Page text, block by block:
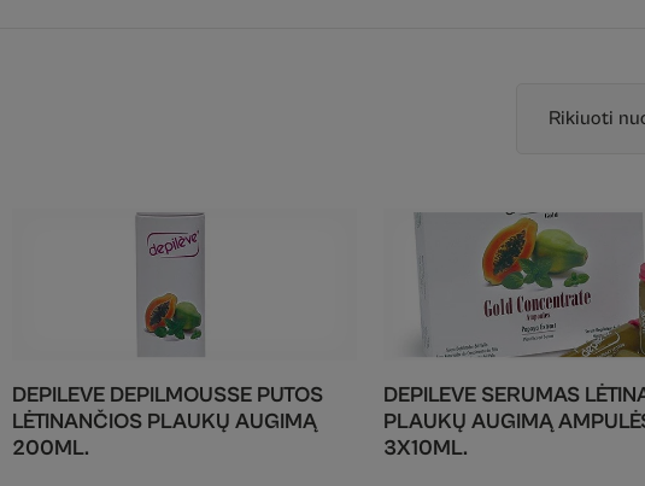
DEPILEVE DEPILMOUSSE PUTOS
LĖTINANČIOS PLAUKŲ AUGIMĄ
200ML.
DEPILEVE SERUMAS
PLAUKŲ AUGIMĄ
3X10ML.